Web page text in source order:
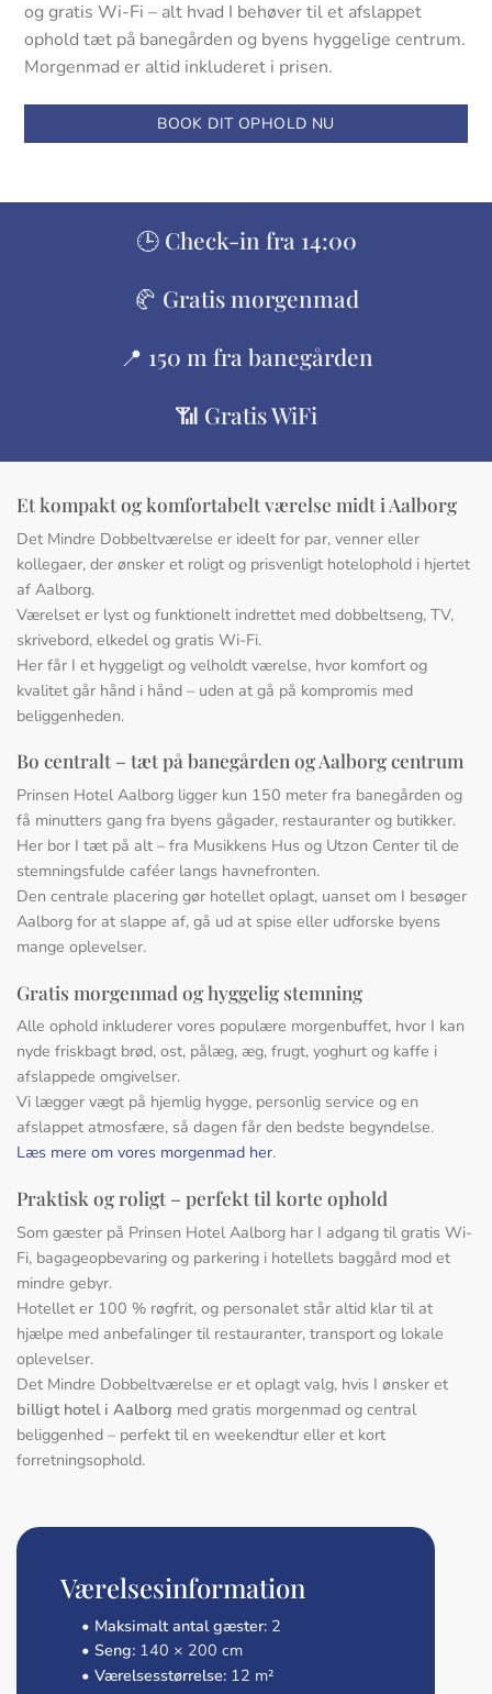
og gratis Wi-Fi – alt hvad I behøver til et afslappet
ophold tæt på banegården og byens hyggelige centrum.
Morgenmad er altid inkluderet i prisen.
BOOK DIT OPHOLD NU
🕒 Check-in fra 14:00
🥐 Gratis morgenmad
📍 150 m fra banegården
📶 Gratis WiFi
Et kompakt og komfortabelt værelse midt i Aalborg
Det Mindre Dobbeltværelse er ideelt for par, venner eller
kollegaer, der ønsker et roligt og prisvenligt hotelophold i hjertet
af Aalborg.
Værelset er lyst og funktionelt indrettet med dobbeltseng, TV,
skrivebord, elkedel og gratis Wi-Fi.
Her får I et hyggeligt og velholdt værelse, hvor komfort og
kvalitet går hånd i hånd – uden at gå på kompromis med
beliggenheden.
Bo centralt – tæt på banegården og Aalborg centrum
Prinsen Hotel Aalborg ligger kun 150 meter fra banegården og
få minutters gang fra byens gågader, restauranter og butikker.
Her bor I tæt på alt – fra Musikkens Hus og Utzon Center til de
stemningsfulde caféer langs havnefronten.
Den centrale placering gør hotellet oplagt, uanset om I besøger
Aalborg for at slappe af, gå ud at spise eller udforske byens
mange oplevelser.
Gratis morgenmad og hyggelig stemning
Alle ophold inkluderer vores populære morgenbuffet, hvor I kan
nyde friskbagt brød, ost, pålæg, æg, frugt, yoghurt og kaffe i
afslappede omgivelser.
Vi lægger vægt på hjemlig hygge, personlig service og en
afslappet atmosfære, så dagen får den bedste begyndelse.
Læs mere om vores morgenmad her.
Praktisk og roligt – perfekt til korte ophold
Som gæster på Prinsen Hotel Aalborg har I adgang til gratis Wi-
Fi, bagageopbevaring og parkering i hotellets baggård mod et
mindre gebyr.
Hotellet er 100 % røgfrit, og personalet står altid klar til at
hjælpe med anbefalinger til restauranter, transport og lokale
oplevelser.
Det Mindre Dobbeltværelse er et oplagt valg, hvis I ønsker et
billigt hotel i Aalborg med gratis morgenmad og central
beliggenhed – perfekt til en weekendtur eller et kort
forretningsophold.
Værelsesinformation
• Maksimalt antal gæster:2
• Seng:140 × 200 cm
• Værelsesstørrelse:12 m²